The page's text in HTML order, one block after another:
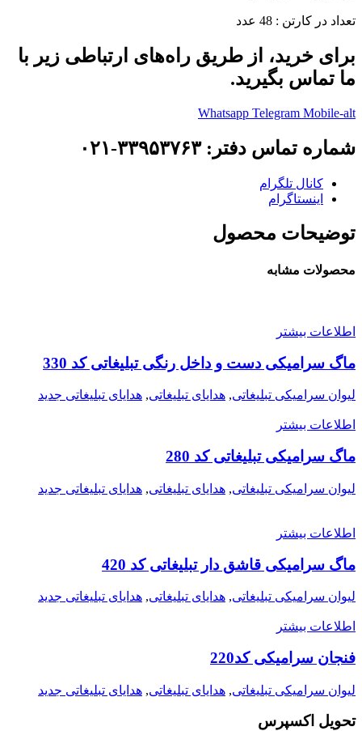
تعداد در کارتن : 48 عدد
برای خرید، از طریق راه‌های ارتباطی زیر با
ما تماس بگیرید.
Whatsapp Telegram Mobile-alt
شماره تماس دفتر: ۳۳۹۵۳۷۶۳-۰۲۱
کانال تلگرام
اینستاگرام
توضیحات محصول
محصولات مشابه
اطلاعات بیشتر
ماگ سرامیکی دست و داخل رنگی تبلیغاتی کد 330
لیوان سرامیکی تبلیغاتی, هدایای تبلیغاتی, هدایای تبلیغاتی جدید
اطلاعات بیشتر
ماگ سرامیکی تبلیغاتی کد 280
لیوان سرامیکی تبلیغاتی, هدایای تبلیغاتی, هدایای تبلیغاتی جدید
اطلاعات بیشتر
ماگ سرامیکی قاشق دار تبلیغاتی کد 420
لیوان سرامیکی تبلیغاتی, هدایای تبلیغاتی, هدایای تبلیغاتی جدید
اطلاعات بیشتر
فنجان سرامیکی کد220
لیوان سرامیکی تبلیغاتی, هدایای تبلیغاتی, هدایای تبلیغاتی جدید
تحویل اکسپرس